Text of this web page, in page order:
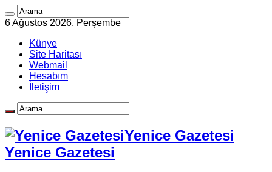
6 Ağustos 2026, Perşembe
Künye
Site Haritası
Webmail
Hesabım
İletişim
Yenice Gazetesi
Yenice Gazetesi